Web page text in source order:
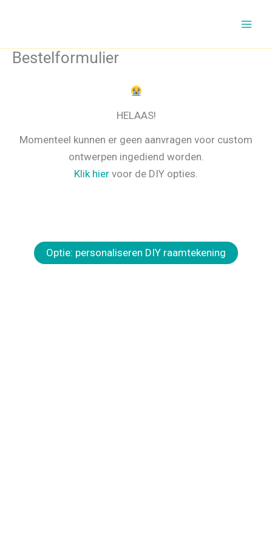
inhoudBestelformulier
HELAAS!
Momenteel kunnen er geen aanvragen voor custom
ontwerpen ingediend worden.
Klik hier voor de DIY opties.
Optie: personaliseren DIY raamtekening